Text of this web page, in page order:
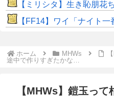
【ミリシタ】生き恥朋花
【FF14】ワイ「ナイト一番好き！」ジョブクエ
ホーム MHWs
途中で作りすぎたかな…
【MHWs】鎧玉っ